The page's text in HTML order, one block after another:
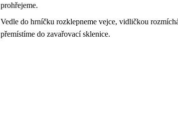
prohřejeme.
Vedle do hrníčku rozklepneme vejce, vidličkou
přemístíme do zavařovací sklenice.